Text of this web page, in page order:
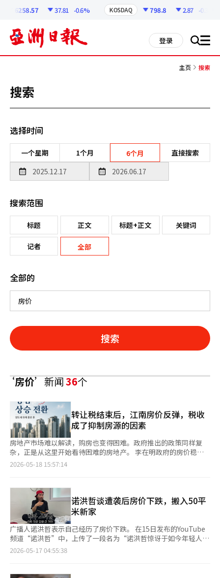
6258.57 37.81 -0.6% KOSDAQ 798.8 2.87 -0.36%
登录 搜 all
主页 搜索
搜索
选择时间
一个星期 1个月 6个月 直接搜索
搜索范围
标题 正文 标题+正文 关键词
记者 全部
全部的
搜索
‘房价’新闻36个
转让税结束后，江南房价反弹，税收
成了抑制房源的因素
房地产市场难以解读，购房也变得困难。政府推出的政策同样复
杂，正是从这里开始看待困难的房地产。 李在明政府的房价稳定
战略从江南开始。 李在明总统在就职初期就将房价稳定作为国政
江南成为了重点，因为江南是首尔房价的象征，也是评估调控效果
的试金石。 2月3日，他在社交媒体上分享了江南三区房源增加的
报道，并称“没有效果或房源未出现的报道都是错误的”。实际
上，自2月第三周以来，江南三区的房价开始走弱，江南区在12周
内一直处于下跌或持平状态。市场普遍认为，重重的调控措施束缚
了江南区域。人们开始说“这次政府不同”，似乎政策见效了。
然而，市场以另一种方式作出了回应。 在5月9日，多套房屋的转
让所得税加征的宽限期结束。随后在5月第二周，江南区的房价转
释放房源的想法也随之动摇。 当然，仅凭一周的上涨无法断定政
2026-05-18 15:57:14
诺洪哲谈遭袭后房价下跌，搬入50平
米新家
广播人诺洪哲表示自己经历了房价下跌。 在15日发布的YouTube
频道“诺洪哲”中，上传了一段名为“诺洪哲惊讶于如今年轻人的
现实租房生活”的视频。 诺洪哲提到：“我努力工作买下了压区
样。我以为是误会，结果被打得很重，血流不止。” 他进一步回
2026-05-17 04:55:38